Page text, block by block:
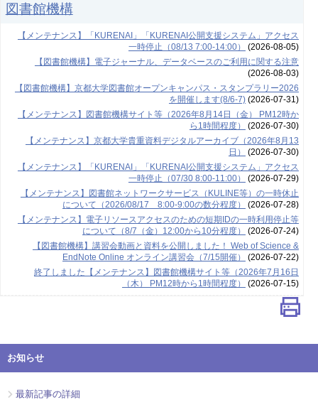
図書館機構
【メンテナンス】「KURENAI」「KURENAI公開支援システム」アクセス
一時停止（08/13 7:00-14:00）
(2026-08-05)
【図書館機構】電子ジャーナル、データベースのご利用に関する注意
(2026-08-03)
【図書館機構】京都大学図書館オープンキャンパス・スタンプラリー2026
を開催します(8/6-7)(2026-07-31)
【メンテナンス】図書館機構サイト等（2026年8月14日（金） PM12時か
ら1時間程度）
(2026-07-30)
【メンテナンス】京都大学貴重資料デジタルアーカイブ（2026年8月13
日）
(2026-07-30)
【メンテナンス】「KURENAI」「KURENAI公開支援システム」アクセス
一時停止（07/30 8:00-11:00）
(2026-07-29)
【メンテナンス】図書館ネットワークサービス（KULINE等）の一時休止
について（2026/08/17 8:00-9:00の数分程度）
(2026-07-28)
【メンテナンス】電子リソースアクセスのための短期IDの一時利用停止等
について（8/7（金）12:00から10分程度）
(2026-07-24)
【図書館機構】講習会動画と資料を公開しました！ Web of Science &
EndNote Online オンライン講習会（7/15開催）
(2026-07-22)
終了しました【メンテナンス】図書館機構サイト等（2026年7月16日
（木） PM12時から1時間程度）
(2026-07-15)
お知らせ
最新記事の詳細